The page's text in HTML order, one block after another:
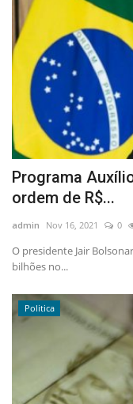
Programa
ordem de R$...
admin Nov 16, 2021 0
O presidente Jair
bilhões no...
Politica